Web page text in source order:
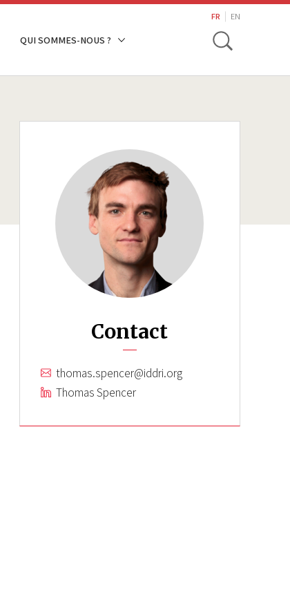
QUI SOMMES-NOUS ?
FR EN
Toggle
Contact
thomas.spencer@iddri.org
Thomas Spencer